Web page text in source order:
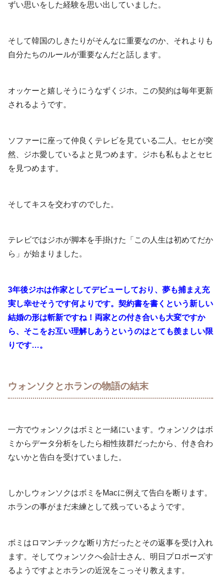
ずい思いをした経験を思い出していました。
そして韓国のしきたりがそんなに重要なのか、それよりも
自分たちのルールが重要なんだと話します。
オッケーと嬉しそうにうなずくジホ。この契約は毎年更新
されるようです。
ソファーに座って仲良くテレビを見ている二人。セヒが突
然、ジホ愛しているよと見つめます。ジホも私もよとセヒ
を見つめます。
そしてキスを交わすのでした。
テレビではジホが脚本を手掛けた「この人生は初めてだか
ら」が始まりました。
3年後ジホは作家としてデビューしており、夢も捕まえ充
実し幸せそうです何よりです。契約書を書くという新しい
結婚の形は斬新ですね！両家との付き合いも大変ですか
ら、そこをお互い理解しあうというのはとても羨ましい限
りです…。
ウォンソクとホランの物語の結末
一方でウォンソクはボミと一緒にいます。ウォンソクはボ
ミからデータ分析をしたら相性抜群だったから、付き合わ
ないかと告白を受けていました。
しかしウォンソクはボミをMacに例えて告白を断ります。
ホランの事がまだ未練として残っているようです。
ボミはロマンチックな断り方だったとその返事を受け入れ
ます。そしてウォンソクへ会計士さん、明日プロポーズす
るようですよとホランの近況をこっそり教えます。